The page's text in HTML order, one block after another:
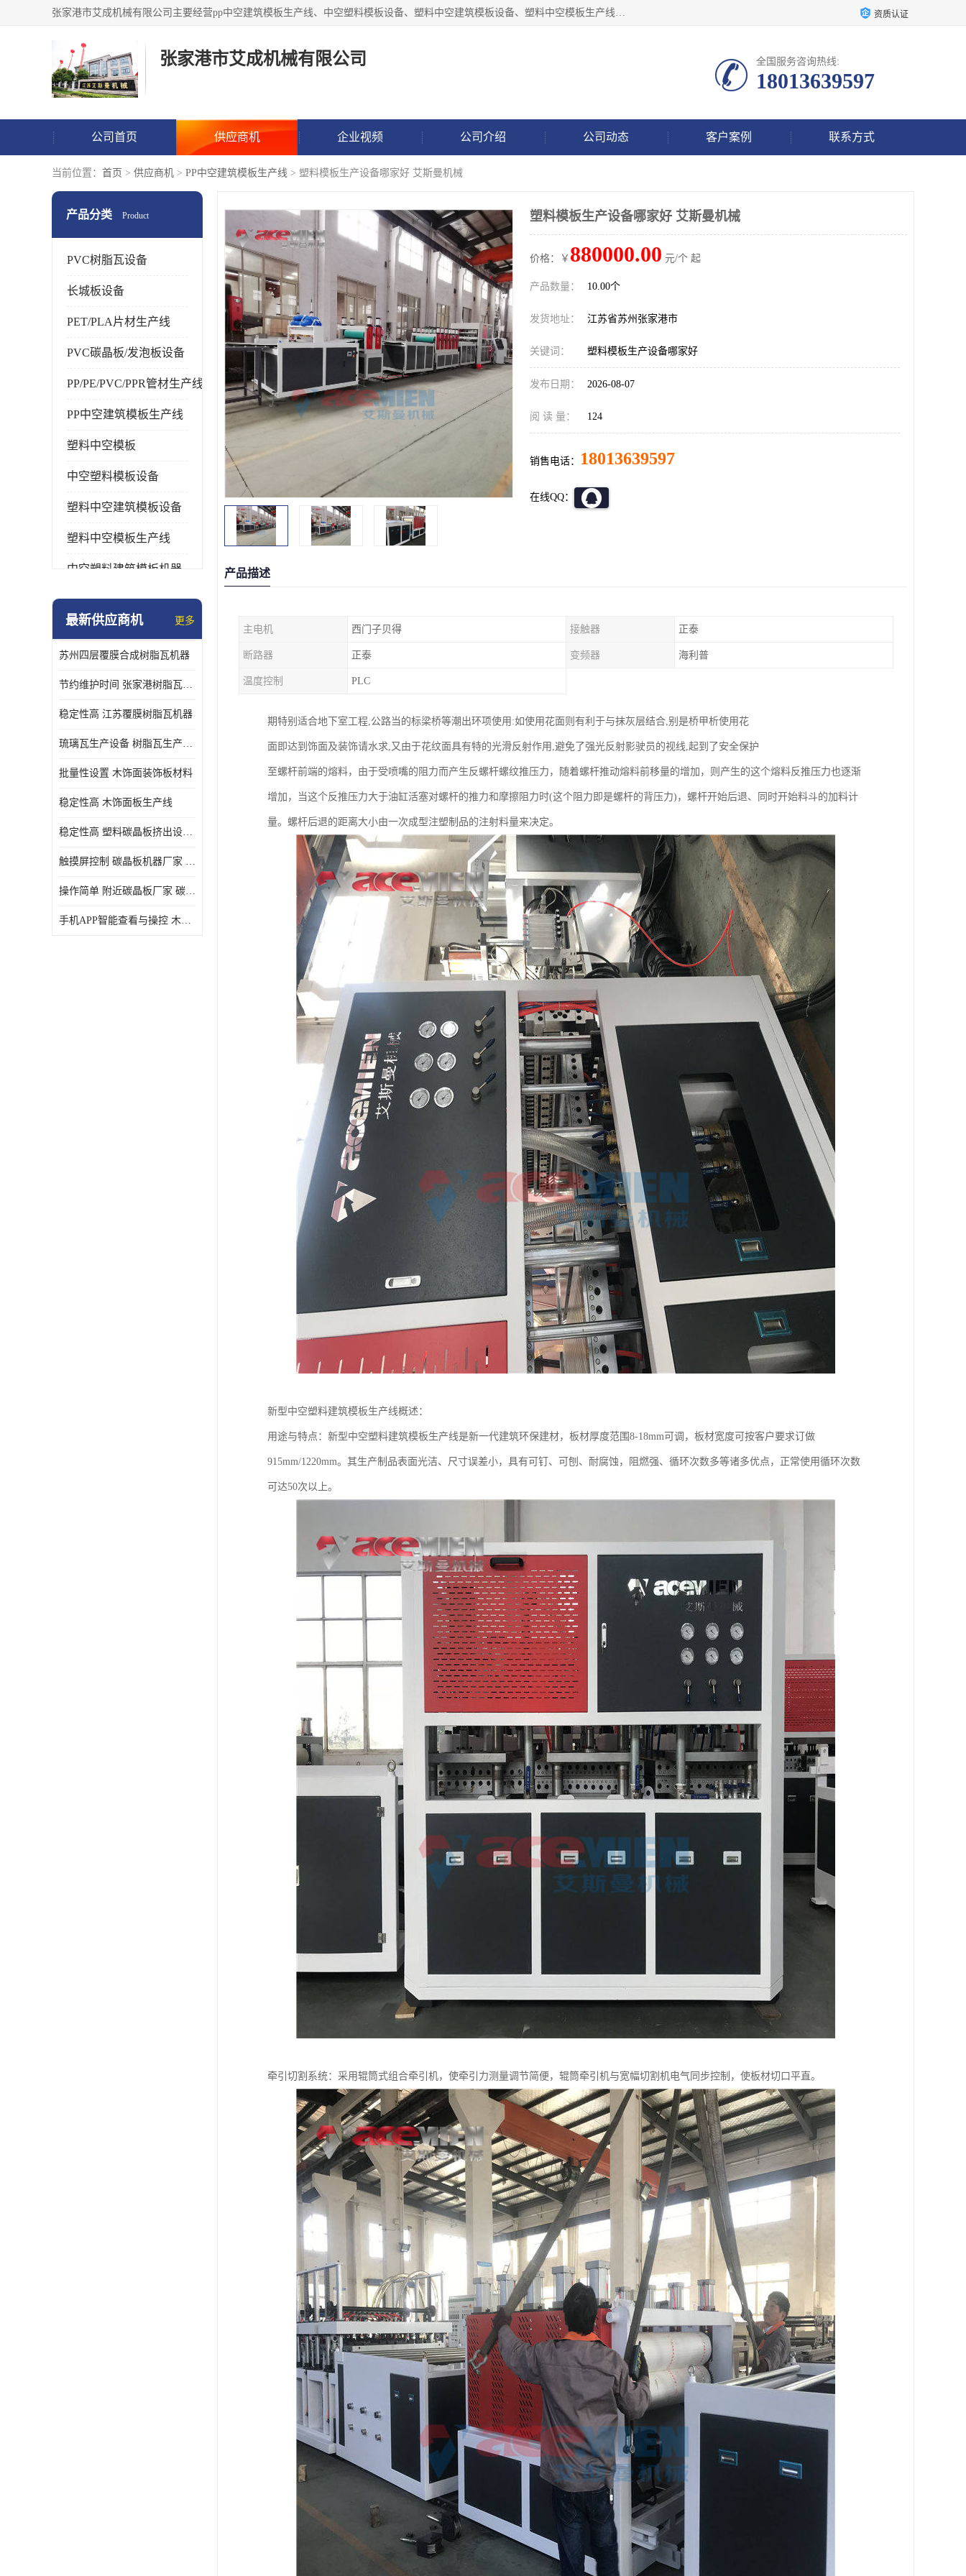
张家港市艾成机械有限公司主要经营pp中空建筑模板生产线、中空塑料模板设备、塑料中空建筑模板设备、塑料中空模板生产线、中空塑料建筑模板机器系列及相关辅机设备等。我们将不断超越自我，一如既往地为客户设计价值，竭诚为您提供更优质的技术、产品和服务！ 资质认证
张家港市艾成机械有限公司 全国服务咨询热线:
18013639597
公司首页 供应商机 企业视频 公司介绍 公司动态 客户案例 联系方式
当前位置： 首页 > 供应商机 > PP中空建筑模板生产线 > 塑料模板生产设备哪家好 艾斯曼机械
产品分类 Product
PVC树脂瓦设备
长城板设备
PET/PLA片材生产线
PVC碳晶板/发泡板设备
PP/PE/PVC/PPR管材生产线
PP中空建筑模板生产线
塑料中空模板
中空塑料模板设备
塑料中空建筑模板设备
塑料中空模板生产线
中空塑料建筑模板机器
最新供应商机 更多
苏州四层覆膜合成树脂瓦机器
节约维护时间 张家港树脂瓦小青瓦成型机
稳定性高 江苏覆膜树脂瓦机器
琉璃瓦生产设备 树脂瓦生产设备
批量性设置 木饰面装饰板材料
稳定性高 木饰面板生产线
稳定性高 塑料碳晶板挤出设备 碳晶板设备
触摸屏控制 碳晶板机器厂家 碳晶板全屋装修的利和弊
操作简单 附近碳晶板厂家 碳晶板机器厂家
手机APP智能查看与操控 木饰面板机器
塑料模板生产设备哪家好 艾斯曼机械
价格：￥ 880000.00 元/个 起
产品数量： 10.00个
发货地址： 江苏省苏州张家港市
关键词： 塑料模板生产设备哪家好
发布日期： 2026-08-07
阅 读 量： 124
销售电话： 18013639597
在线QQ：
产品描述
主电机 西门子贝得 接触器 正泰
断路器 正泰 变频器 海利普
温度控制 PLC
期特别适合地下室工程,公路当的标梁桥等潮出环项使用:如使用花面则有利于与抹灰层结合,别是桥甲析使用花
面即达到饰面及装饰请水求,又由于花纹面具有特的光滑反射作用,避免了强光反射影驶员的视线,起到了安全保护
至螺杆前端的熔料，由于受喷嘴的阻力而产生反螺杆螺纹推压力，随着螺杆推动熔料前移量的增加，则产生的这个熔料反推压力也逐渐
增加，当这个反推压力大于油缸活塞对螺杆的推力和摩擦阻力时(这个阻力即是螺杆的背压力)，螺杆开始后退、同时开始料斗的加料计
量。螺杆后退的距离大小由一次成型注塑制品的注射料量来决定。
新型中空塑料建筑模板生产线概述：
用途与特点：新型中空塑料建筑模板生产线是新一代建筑环保建材，板材厚度范围8-18mm可调，板材宽度可按客户要求订做
915mm/1220mm。其生产制品表面光洁、尺寸误差小，具有可钉、可刨、耐腐蚀，阻燃强、循环次数多等诸多优点，正常使用循环次数
可达50次以上。
牵引切割系统：采用辊筒式组合牵引机，使牵引力测量调节简便，辊筒牵引机与宽幅切割机电气同步控制，使板材切口平直。